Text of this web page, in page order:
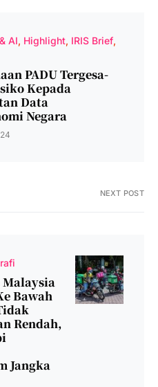
AI Highlight IRIS Brief
PADU Tergesa-
Kepada
Data
Negara
NEXT POST
Bawah
Rendah,
Jangka